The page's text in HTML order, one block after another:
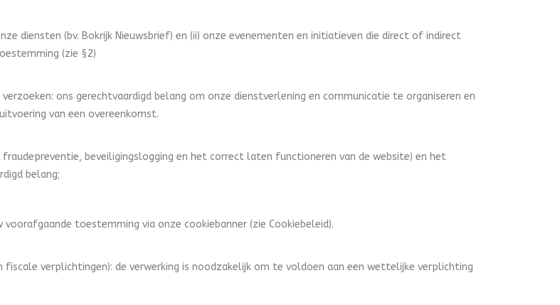
diensten (bv. Bokrijk Nieuwsbrief) en (ii) onze evenementen en initiatieven die direct of indirect
(zie §2)
ons gerechtvaardigd belang om onze dienstverlening en communicatie te organiseren en
van een overeenkomst.
beveiligingslogging en het correct laten functioneren van de website) en het
belang;
toestemming via onze cookiebanner (zie Cookiebeleid).
fiscale verplichtingen): de verwerking is noodzakelijk om te voldoen aan een wettelijke verplichting